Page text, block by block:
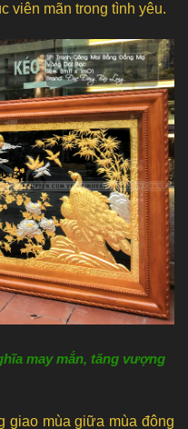
viên mãn trong tình yêu.
may mắn, tăng vượng
giao mùa giữa mùa đông